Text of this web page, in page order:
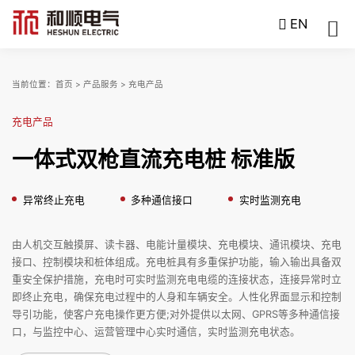
EN
当前位置： 首页 > 产品服务 > 充电产品
充电产品
一体式双枪直流充电桩 标准版
异常终止充电 多种通信接口 实时监测充电
由人机交互触摸屏、读卡器、电能计量模块、充电模块、通讯模块、充电
接口、控制模块和桩体组成。充电桩具有多重保护功能，输入输出具备双
重安全保护措施，充电时可实时监测充电电缆的连接状态，连接异常时立
即终止充电，确保充电过程中的人身和车辆安全。人性化界面显示和控制
导引功能，使客户充电操作更方便;对外提供以太网、GPRS等多种通信接
口，与监控中心、运营管理中心实时通信，实时监测充电状态。